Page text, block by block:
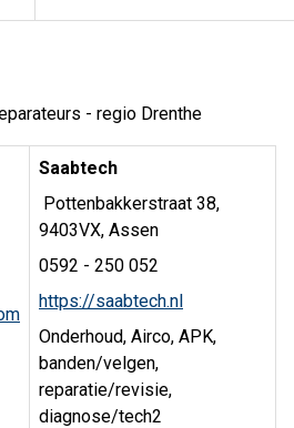
- regio Drenthe
Saabtech
Pottenbakkerstraat 38,
9403VX, Assen
0592 - 250 052
https://saabtech.nl
Onderhoud, Airco, APK,
banden/velgen,
reparatie/revisie,
diagnose/tech2